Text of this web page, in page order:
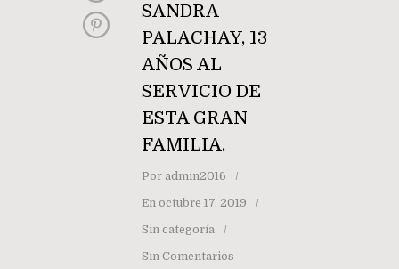
SANDRA
PALACHAY, 13
AÑOS AL
SERVICIO DE
ESTA GRAN
FAMILIA.
Por admin2016
En octubre 17, 2019
Sin categoría
Sin Comentarios